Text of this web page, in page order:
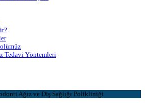
Tedavi Yöntemleri
Ağız ve Diş Sağlığı Polikliniği